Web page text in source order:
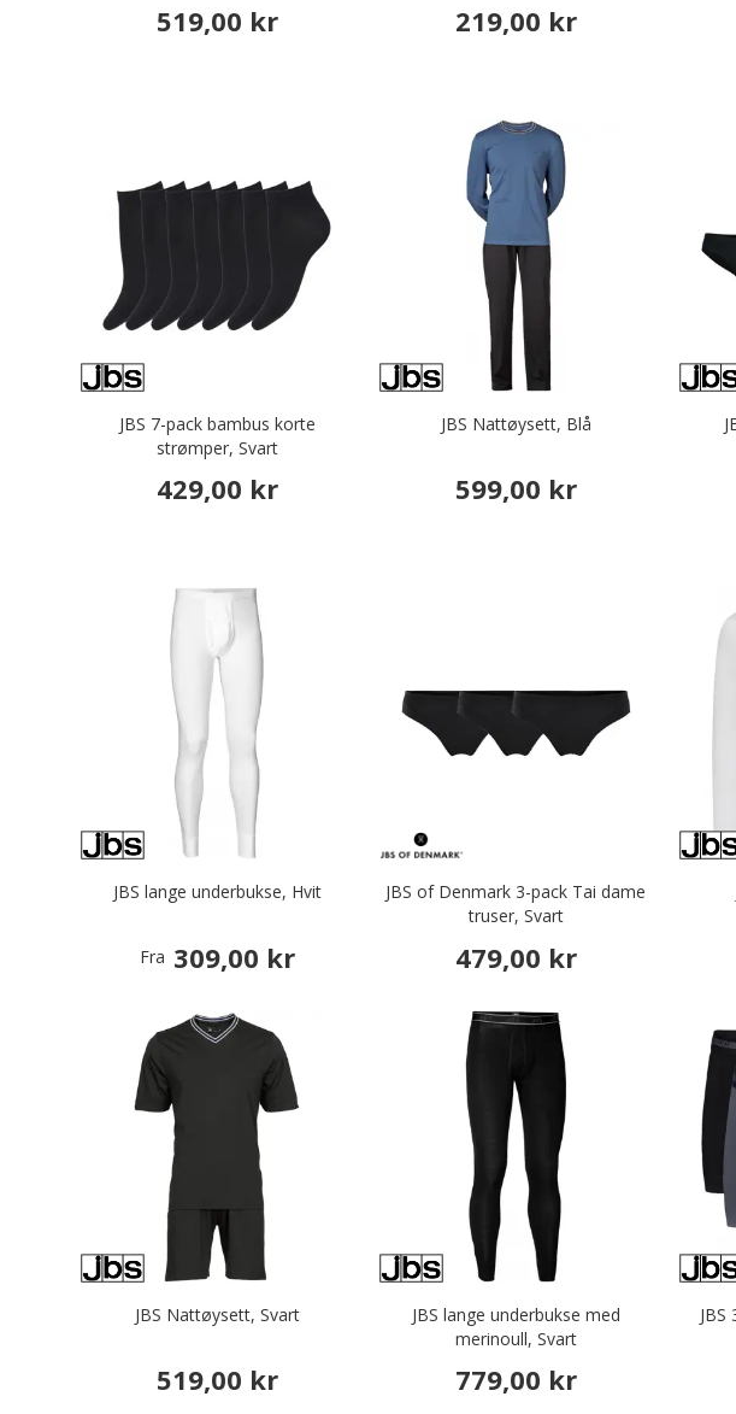
519,00 kr 219,00 kr
JBS 7-pack bambus korte
strømper, Svart
429,00 kr
JBS Nattøysett, Blå
599,00 kr
JBS lange underbukse, Hvit
Fra 309,00 kr
JBS of Denmark 3-pack Tai dame
truser, Svart
479,00 kr
JBS Nattøysett, Svart
519,00 kr
JBS lange underbukse med
merinoull, Svart
779,00 kr